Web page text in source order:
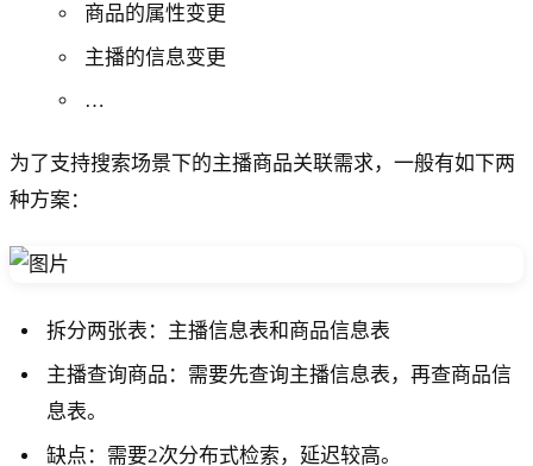
商品的属性变更
主播的信息变更
…
为了支持搜索场景下的主播商品关联需求，一般有如下两
种方案：
拆分两张表：主播信息表和商品信息表
主播查询商品：需要先查询主播信息表，再查商品信
息表。
缺点：需要2次分布式检索，延迟较高。